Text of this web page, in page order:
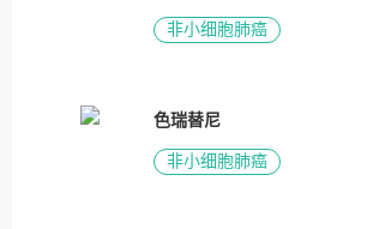
非小细胞肺癌
色瑞替尼
非小细胞肺癌